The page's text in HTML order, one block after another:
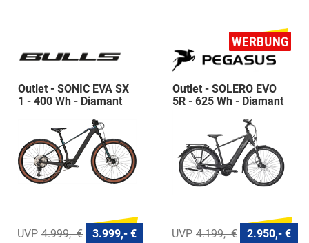
Outlet - SONIC EVA SX
1 - 400 Wh - Diamant
4.999,- € 3.999,- €
Outlet - SOLERO EVO
5R - 625 Wh - Diamant
4.199,- € 2.950,- €